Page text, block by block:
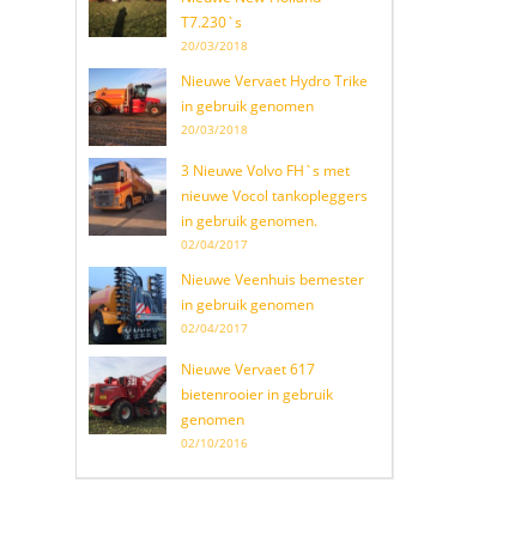
T7.230`s
20/03/2018
Nieuwe Vervaet Hydro Trike
in gebruik genomen
20/03/2018
3 Nieuwe Volvo FH`s met
nieuwe Vocol tankopleggers
in gebruik genomen.
02/04/2017
Nieuwe Veenhuis bemester
in gebruik genomen
02/04/2017
Nieuwe Vervaet 617
bietenrooier in gebruik
genomen
02/10/2016